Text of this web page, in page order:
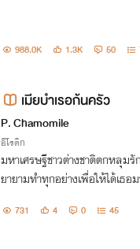
988.0K 1.3K 50
เมียบำเรอก้นครัว
P. Chamomile
อีโรติก
มหาเศรษฐีชาวต่างชาติตกหลุม
ยายามทำทุกอย่างเพื่อให้ได้เธอ
731 4 0 45